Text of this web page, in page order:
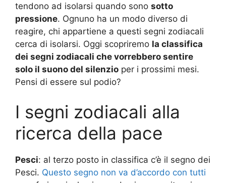
tendono ad isolarsi quando sono sotto
pressione. Ognuno ha un modo diverso di
reagire, chi appartiene a questi segni zodiacali
cerca di isolarsi. Oggi scopriremo la classifica
dei segni zodiacali che vorrebbero sentire
solo il suono del silenzio per i prossimi mesi.
Pensi di essere sul podio?
I segni zodiacali alla
ricerca della pace
Pesci: al terzo posto in classifica c’è il segno dei
Pesci. Questo segno non va d’accordo con tutti